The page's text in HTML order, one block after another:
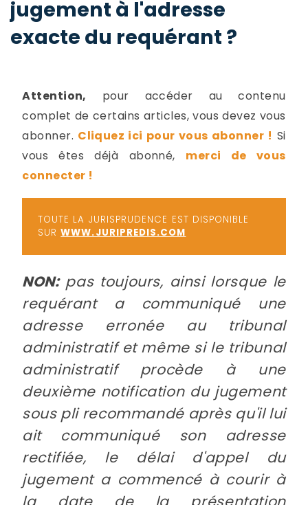
jugement à l'adresse
exacte du requérant ?
Attention, pour accéder au contenu
complet de certains articles, vous devez vous
abonner. Cliquez ici pour vous abonner ! Si
vous êtes déjà abonné, merci de vous
connecter !
TOUTE LA JURISPRUDENCE EST DISPONIBLE
SURWWW.JURIPREDIS.COM
NON:pas toujours, ainsi lorsque le
requérant a communiqué une
adresse erronée au tribunal
administratif et même si le tribunal
administratif procède à une
deuxième notification du jugement
sous pli recommandé après qu'il lui
ait communiqué son adresse
rectifiée, le délai d'appel du
jugement a commencé à courir à